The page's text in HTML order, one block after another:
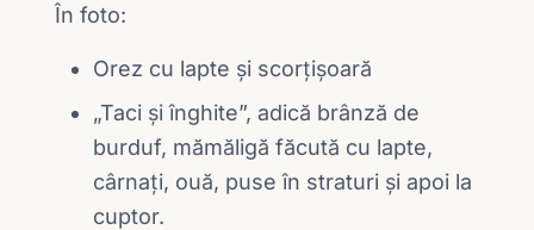
În foto:
Orez cu lapte și scorțișoară
„Taci și înghite”, adică brânză de
burduf, mămăligă făcută cu lapte,
cârnați, ouă, puse în straturi și apoi la
cuptor.